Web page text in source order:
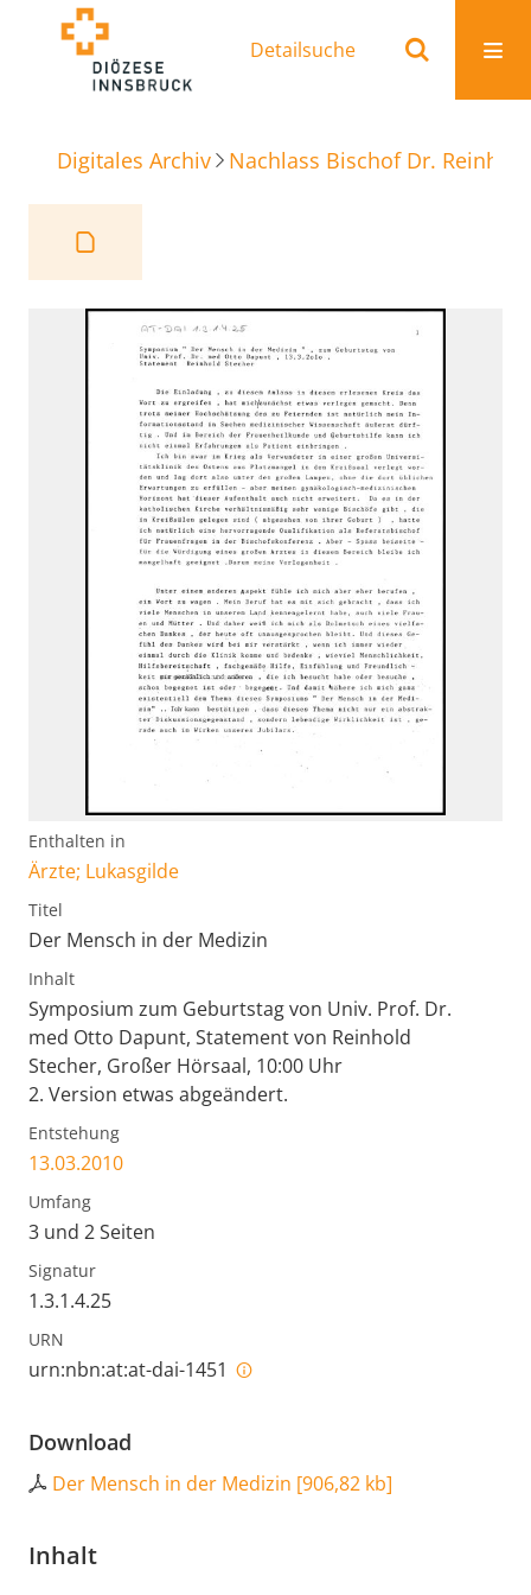
Detailsuche
Digitales Archiv Nachlass Bischof Dr.
Enthalten in
Ärzte; Lukasgilde
Titel
Der Mensch in der Medizin
Inhalt
Symposium zum Geburtstag von Univ. Prof. Dr.
med Otto Dapunt, Statement von Reinhold
Stecher, Großer Hörsaal, 10:00 Uhr
2. Version etwas abgeändert.
Entstehung
13.03.2010
Umfang
3 und 2 Seiten
Signatur
1.3.1.4.25
URN
urn:nbn:at:at-dai-1451
Download
Der Mensch in der Medizin [906,82 kb]
Inhalt